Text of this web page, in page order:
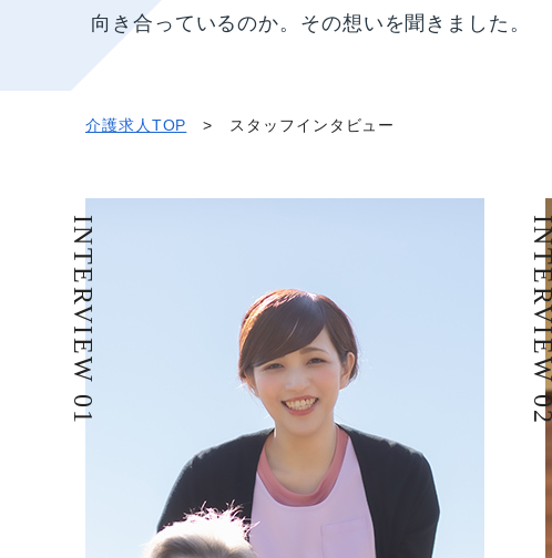
給与制度 資
スタッフインタビュー 社
向き合っているのか。その想いを聞きました。
介護求人TOP スタッフインタビュー
INTERVIEW 01